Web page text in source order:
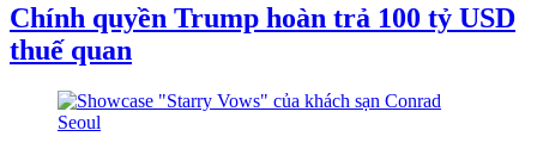
Chính quyền Trump hoàn trả 100 tỷ USD
thuế quan